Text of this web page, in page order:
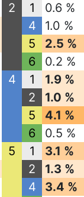
2
1
0.6 %
4
1.0 %
5
2.5 %
6
0.2 %
4
1
1.9 %
2
1.0 %
5
4.1 %
6
0.5 %
5
1
3.1 %
2
1.3 %
4
3.4 %